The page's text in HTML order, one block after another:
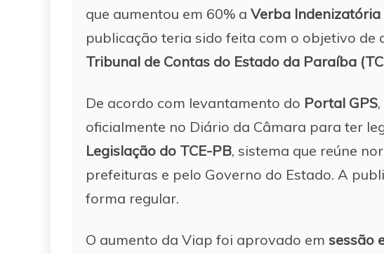
que aumentou em 60% a Verba
publicação teria sido feita com o objetivo
Tribunal de Contas do Estado da Paraíba
De acordo com levantamento do Portal GPS
oficialmente no Diário da Câmara para ter
Legislação do TCE-PB, sistema que reúne
prefeituras e pelo Governo do Estado. A
forma regular.
O aumento da Viap foi aprovado em sessão